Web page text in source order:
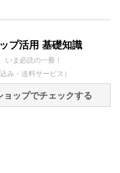
プ活用 基礎知識
いま必読の一冊！
み・送料サービス）
ップでチェックする